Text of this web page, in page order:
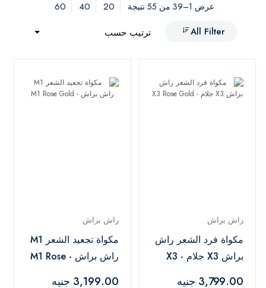
عرض 1–39 من 55 نتيجة 20
40
60
All Filter
ترتيب حسب
راش براش
مكواة فرد الشعر راش
براش X3 جلام - X3
3,799.00 جنيه
راش براش
مكواة تجعيد الشعر M1
راش براش - M1 Rose
3,199.00 جنيه